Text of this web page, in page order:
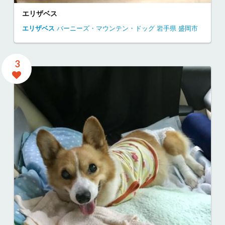
エリザベス
エリザベス バーニーズ・マウンテン・ドッグ 岩手県 盛岡市
3